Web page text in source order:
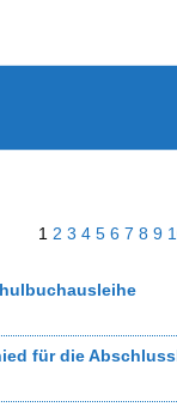
1 2 3 4 5 6 7 8 9
für die